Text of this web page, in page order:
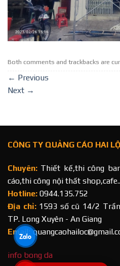
Both comments and trackbacks are
← Previous
Next →
CÔNG TY QUẢNG CÁO HAI
Chuyên: Thiết kế,thi công
cáo,thi công nội thất
Hotline: 0944.135.752
Địa chỉ: 1593 số cũ 14/2
TP. Long Xuyên - An Giang
Email:
info bong da